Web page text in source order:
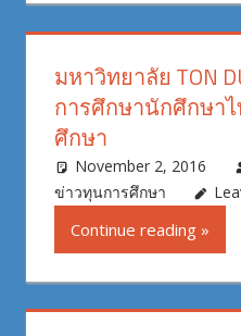
มหาวิทยาลัย TON
การศึกษานักศึกษ
ศึกษา
November 2, 2016
ข่าวทุนการศึกษา
Continue reading